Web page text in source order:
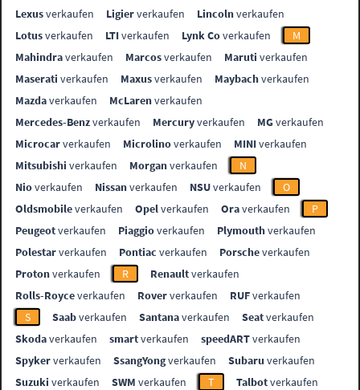
Lexusverkaufen Ligierverkaufen Lincolnverkaufen
Lotusverkaufen LTIverkaufen Lynk Coverkaufen
M
Mahindraverkaufen Marcosverkaufen Maruti verkaufen
Maserati verkaufen Maxusverkaufen Maybachverkaufen
Mazdaverkaufen McLarenverkaufen
Mercedes-Benzverkaufen Mercuryverkaufen MGverkaufen
Microcarverkaufen Microlinoverkaufen MINIverkaufen
Mitsubishi verkaufen Morganverkaufen
N
Nioverkaufen Nissanverkaufen NSUverkaufen
O
Oldsmobileverkaufen Opelverkaufen Oraverkaufen
P
Peugeotverkaufen Piaggioverkaufen Plymouthverkaufen
Polestarverkaufen Pontiac verkaufen Porscheverkaufen
Protonverkaufen R Renaultverkaufen
Rolls-Royceverkaufen Roververkaufen RUFverkaufen
S
Saabverkaufen Santanaverkaufen Seatverkaufen
Skodaverkaufen smartverkaufen speedARTverkaufen
Spykerverkaufen SsangYongverkaufen Subaru verkaufen
Suzuki verkaufen SWM verkaufen T Talbotverkaufen